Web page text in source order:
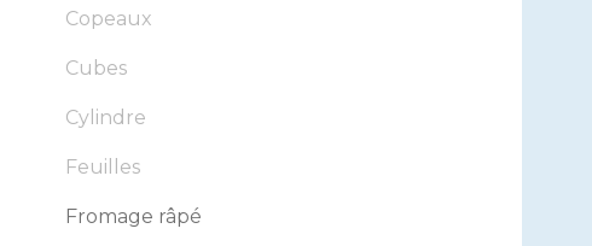
Copeaux
Cubes
Cylindre
Feuilles
Fromage râpé